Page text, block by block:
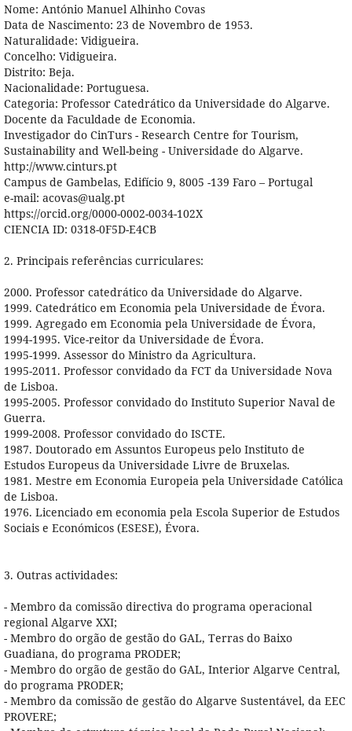
Nome: António Manuel Alhinho Covas
Data de Nascimento: 23 de Novembro de 1953.
Naturalidade: Vidigueira.
Concelho: Vidigueira.
Distrito: Beja.
Nacionalidade: Portuguesa.
Categoria: Professor Catedrático da Universidade do Algarve.
Docente da Faculdade de Economia.
Investigador do CinTurs - Research Centre for Tourism,
Sustainability and Well-being - Universidade do Algarve.
http://www.cinturs.pt
Campus de Gambelas, Edifício 9, 8005 -139 Faro – Portugal
e-mail: acovas@ualg.pt
https://orcid.org/0000-0002-0034-102X
CIENCIA ID: 0318-0F5D-E4CB
2. Principais referências curriculares:
2000. Professor catedrático da Universidade do Algarve.
1999. Catedrático em Economia pela Universidade de Évora.
1999. Agregado em Economia pela Universidade de Évora,
1994-1995. Vice-reitor da Universidade de Évora.
1995-1999. Assessor do Ministro da Agricultura.
1995-2011. Professor convidado da FCT da Universidade Nova
de Lisboa.
1995-2005. Professor convidado do Instituto Superior Naval de
Guerra.
1999-2008. Professor convidado do ISCTE.
1987. Doutorado em Assuntos Europeus pelo Instituto de
Estudos Europeus da Universidade Livre de Bruxelas.
1981. Mestre em Economia Europeia pela Universidade Católica
de Lisboa.
1976. Licenciado em economia pela Escola Superior de Estudos
Sociais e Económicos (ESESE), Évora.
3. Outras actividades:
- Membro da comissão directiva do programa operacional
regional Algarve XXI;
- Membro do orgão de gestão do GAL, Terras do Baixo
Guadiana, do programa PRODER;
- Membro do orgão de gestão do GAL, Interior Algarve Central,
do programa PRODER;
- Membro da comissão de gestão do Algarve Sustentável, da EEC
PROVERE;